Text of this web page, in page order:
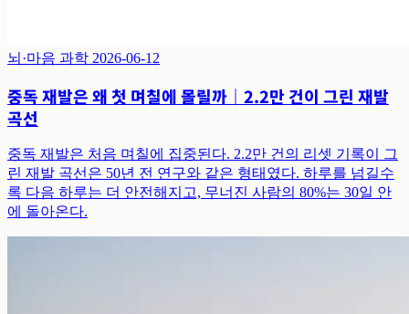
뇌·마음 과학 2026-06-12
중독 재발은 왜 첫 며칠에 몰릴까｜2.2만 건이 그린 재발
곡선
중독 재발은 처음 며칠에 집중된다. 2.2만 건의 리셋 기록이 그
린 재발 곡선은 50년 전 연구와 같은 형태였다. 하루를 넘길수
록 다음 하루는 더 안전해지고, 무너진 사람의 80%는 30일 안
에 돌아온다.